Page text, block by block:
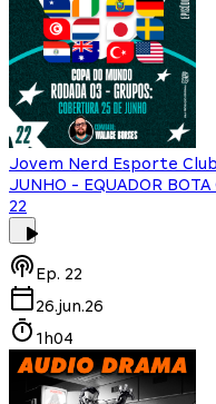
Jovem Nerd Esporte
JUNHO - EQUADOR BOTA
22
Ep. 22
26.jun.26
1h04